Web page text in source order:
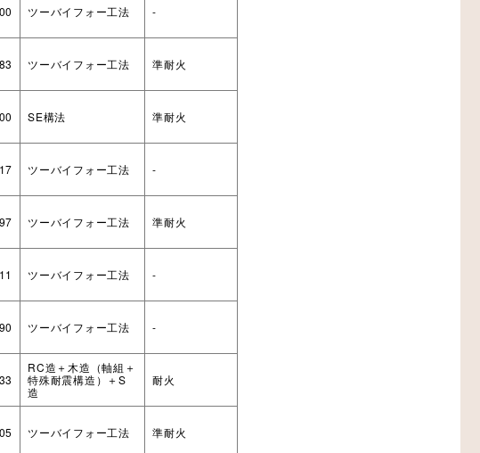
ツーバイフォー工法 -
ツーバイフォー工法 準耐火
SE構法 準耐火
17 ツーバイフォー工法 -
ツーバイフォー工法 準耐火
ツーバイフォー工法 -
ツーバイフォー工法 -
RC造＋木造（軸組＋
特殊耐震構造）＋S
造
耐火
ツーバイフォー工法 準耐火